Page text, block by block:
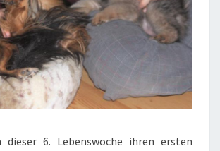
6. Lebenswoche ihren ersten